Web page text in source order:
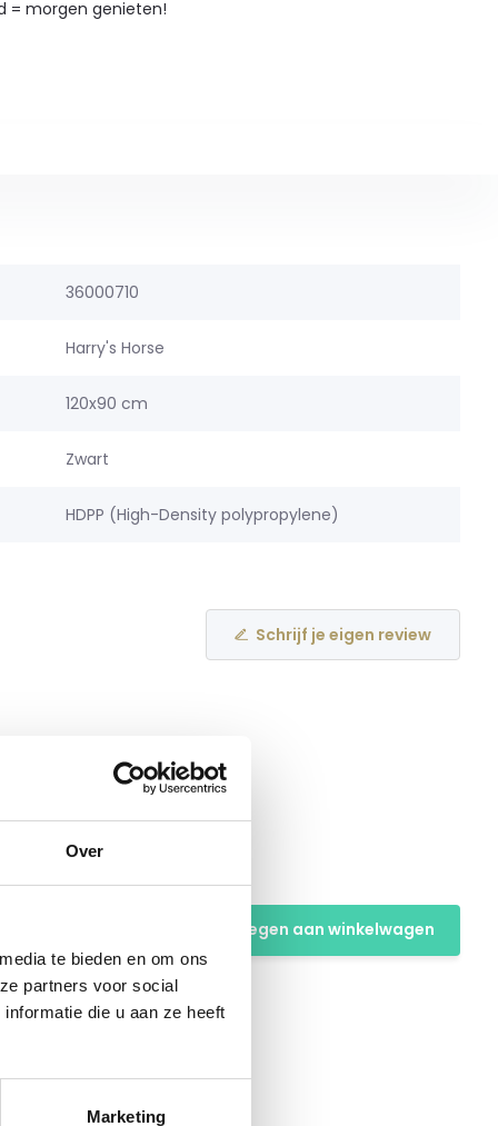
Over
te bieden en om ons
partners voor social
die u aan ze heeft
Marketing
= morgen genieten!
36000710
Harry's Horse
120x90 cm
Zwart
HDPP (High-Density polypropylene)
Schrijf je eigen review
Toevoegen aan winkelwagen